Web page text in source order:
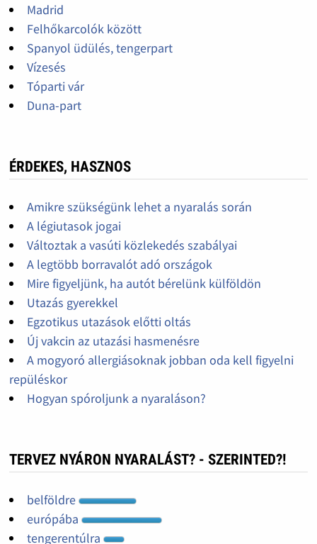
Madrid
Felhőkarcolók között
Spanyol üdülés, tengerpart
Vízesés
Tóparti vár
Duna-part
ÉRDEKES, HASZNOS
Amikre szükségünk lehet a nyaralás során
A légiutasok jogai
Változtak a vasúti közlekedés szabályai
A legtöbb borravalót adó országok
Mire figyeljünk, ha autót bérelünk külföldön
Utazás gyerekkel
Egzotikus utazások előtti oltás
Új vakcin az utazási hasmenésre
A mogyoró allergiásoknak jobban oda kell figyelni
repüléskor
Hogyan spóroljunk a nyaraláson?
TERVEZ NYÁRON NYARALÁST? - SZERINTED?!
belföldre
európába
tengerentúlra